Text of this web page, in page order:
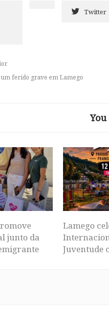
Twitter
ferido grave em Lamego
junto da
Lamego
Juventude